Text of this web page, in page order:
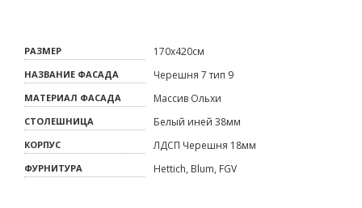
РАЗМЕР 170х420см
НАЗВАНИЕ ФАСАДА Черешня 7 тип 9
МАТЕРИАЛ ФАСАДА Массив Ольхи
СТОЛЕШНИЦА Белый иней 38мм
КОРПУС ЛДСП Черешня 18мм
ФУРНИТУРА Hettich, Blum, FGV